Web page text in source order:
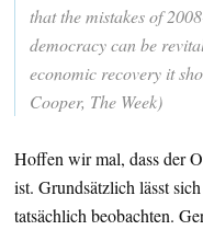
that the mistakes of
democracy can be
economic recovery it
Cooper, The Week)
Hoffen wir mal, dass der
ist. Grundsätzlich lässt
tatsächlich beobachten.